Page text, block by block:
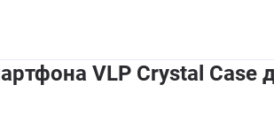
VLP Crystal Case